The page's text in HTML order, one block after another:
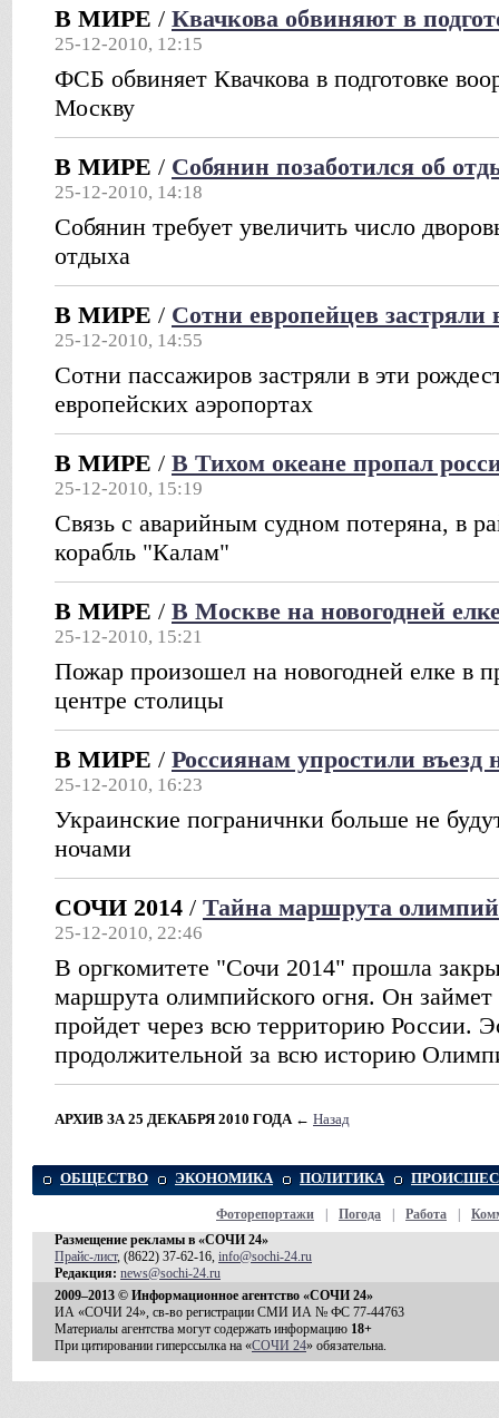
В МИРЕ / Квачкова обвиняют в
25-12-2010, 12:15
ФСБ обвиняет Квачкова в подготовке
Москву
В МИРЕ / Собянин позаботился об
25-12-2010, 14:18
Собянин требует увеличить число
отдыха
В МИРЕ / Сотни европейцев застряли
25-12-2010, 14:55
Сотни пассажиров застряли в эти
европейских аэропортах
В МИРЕ / В Тихом океане пропал
25-12-2010, 15:19
Связь с аварийным судном потеряна, в
корабль "Калам"
В МИРЕ / В Москве на новогодней
25-12-2010, 15:21
Пожар произошел на новогодней елке в
центре столицы
В МИРЕ / Россиянам упростили въезд
25-12-2010, 16:23
Украинские пограничнки больше не
ночами
СОЧИ 2014 / Тайна маршрута
25-12-2010, 22:46
В оргкомитете "Сочи 2014" прошла
маршрута олимпийского огня. Он займет
пройдет через всю территорию России.
продолжительной за всю историю
АРХИВ ЗА 25 ДЕКАБРЯ 2010 ГОДА ← Назад
ОБЩЕСТВО ЭКОНОМИКА ПОЛИТИКА
Фоторепортажи Погода Работа
Размещение рекламы в «СОЧИ 24»
Прайс-лист, (8622) 37-62-16, info@sochi-24.ru
Редакция: news@sochi-24.ru
2009–2013 © Информационное агентство «СОЧИ 24»
ИА «СОЧИ 24», св-во регистрации СМИ ИА № ФС 77-44763
Материалы агентства могут содержать информацию 18+
При цитировании гиперссылка на «СОЧИ 24» обязательна.